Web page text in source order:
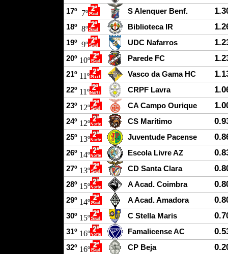
17º 7º S Alenquer Benf.
18º 8º Biblioteca IR
19º 9º UDC Nafarros
20º 10º Parede FC
21º 11º Vasco da Gama HC
22º 11º CRPF Lavra
23º 12º CA Campo Ourique
24º 12º CS Marítimo
25º 13º Juventude Pacense
26º 14º Escola Livre AZ
27º 13º CD Santa Clara
28º 15º A Acad. Coimbra
29º 14º A Acad. Amadora
30º 15º C Stella Maris
31º 16º Famalicense AC
32º 16º CP Beja